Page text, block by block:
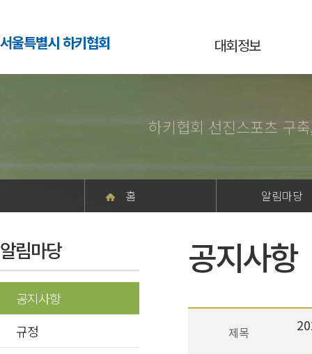
서울특별시 하키협회 대회정보
하키협회 선진스포츠 구
홈 알림마당
알림마당
공지사항
규정
공지사항
제목